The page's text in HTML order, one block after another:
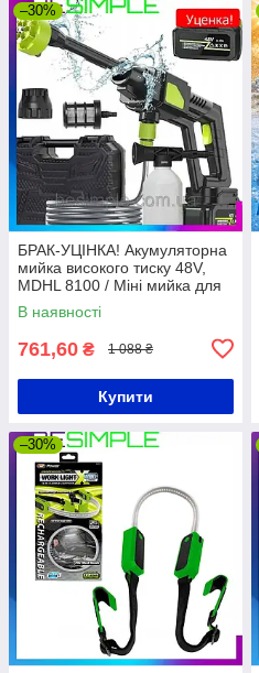
–30%
БРАК-УЦІНКА! Акумуляторна
мийка високого тиску 48V,
MDHL 8100 / Міні мийка для
авто / Пістолет для миття
авто
В наявності
761,60 ₴ 1 088 ₴
Купити
–30%